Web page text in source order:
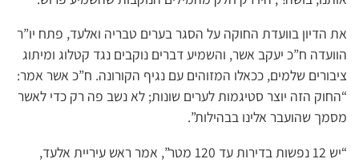
את הדיון בוועדת החוקה על הסגר בערים טבריה ואלעד, פתח יו”ר
הוועדה ח”כ יעקב אשר, והשמיע דברים נוקבים נגד קטלוג ומיתוג
ציבורים שלמים, ככאלו המזוהים עם נגיף הקורונה. ח”כ אשר אמר:
“החוק הזה יוצר סטיגמות לערים שונות; לא נשב פה רק כדי לאשר
מסמך שהועבר אלינו בבהילות”.
“יש 12 נפשות בדירות עד 120 מטר”, אמר ראש עיריית אלעד,